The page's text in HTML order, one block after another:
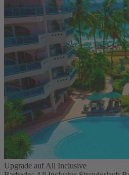
Upgrade auf All Inclusive